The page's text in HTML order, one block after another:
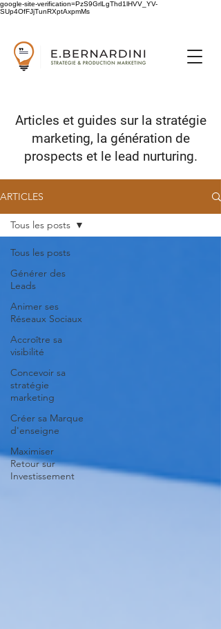
google-site-verification=PzS9GrlLgThd1lHVV_YV-
SUp4OfFJjTunRXptAxpmMs
Articles et guides surla stratégie
marketing, la génération de
prospects et le lead nurturing.
ARTICLES
Tous les posts
Générer des
Leads
Animer ses
Réseaux Sociaux
Accroître sa
visibilité
Concevoir sa
stratégie
marketing
Créer sa Marque
d'enseigne
Maximiser
Retour sur
Investissement
Tous les posts